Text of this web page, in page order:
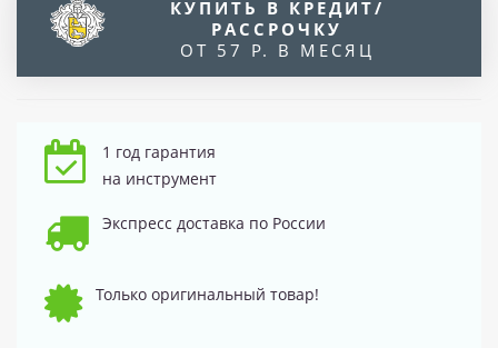
КУПИТЬ В КРЕДИТ/
РАССРОЧКУ
ОТ 57 Р. В МЕСЯЦ
1 год гарантия
на инструмент
Экспресс доставка по России
Только оригинальный товар!